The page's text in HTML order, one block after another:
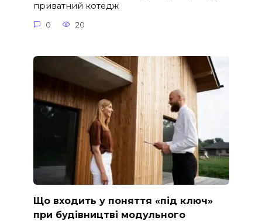
приватний котедж
0 20
Що входить у поняття «під ключ»
при будівництві модульного